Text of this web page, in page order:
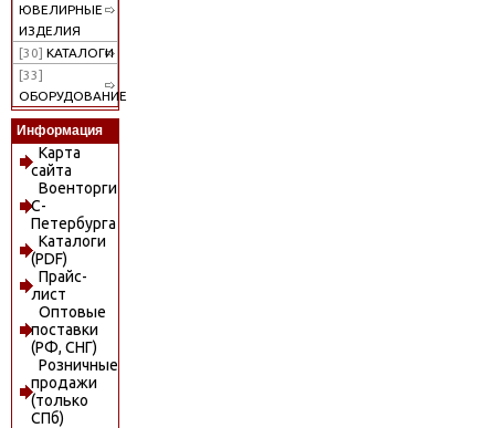
ЮВЕЛИРНЫЕ
ИЗДЕЛИЯ
[30] КАТАЛОГИ
[33]
ОБОРУДОВАНИЕ
Информация
Карта
сайта
Военторги
С-
Петербурга
Каталоги
(PDF)
Прайс-
лист
Оптовые
поставки
(РФ, СНГ)
Розничные
продажи
(только
СПб)